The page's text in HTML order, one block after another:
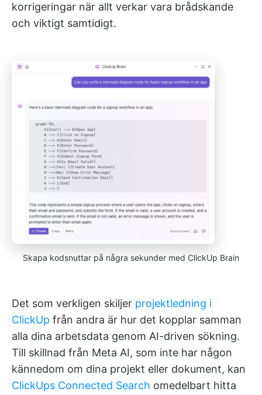
korrigeringar när allt verkar vara brådskande
och viktigt samtidigt.
Skapa kodsnuttar på några sekunder med ClickUp Brain
Det som verkligen skiljer projektledning i
ClickUp från andra är hur det kopplar samman
alla dina arbetsdata genom AI-driven sökning.
Till skillnad från Meta AI, som inte har någon
kännedom om dina projekt eller dokument, kan
ClickUps Connected Search omedelbart hitta